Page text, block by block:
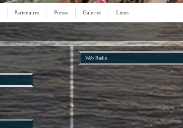
Partenaires Presse Galeries Liens
Web Radio